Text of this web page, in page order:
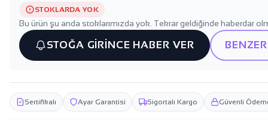
STOKLARDA YOK
Bu ürün şu anda stoklarımızda yok. Tekrar geldiğinde haberdar
STOĞA GİRİNCE HABER VER
Sertifikalı Ayar Garantisi Sigortalı Kargo Güvenli